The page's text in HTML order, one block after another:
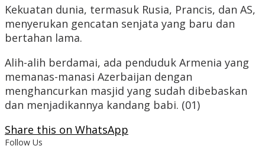
Kekuatan dunia, termasuk Rusia, Prancis, dan AS,
menyerukan gencatan senjata yang baru dan
bertahan lama.
Alih-alih berdamai, ada penduduk Armenia yang
memanas-manasi Azerbaijan dengan
menghancurkan masjid yang sudah dibebaskan
dan menjadikannya kandang babi. (01)
Share this on WhatsApp
Follow Us